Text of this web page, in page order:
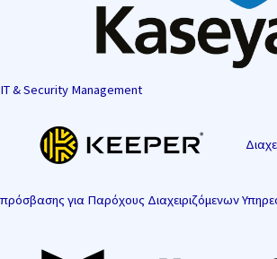
IT & Security Management
πρόσβασης για Παρόχους Διαχειριζόμενων